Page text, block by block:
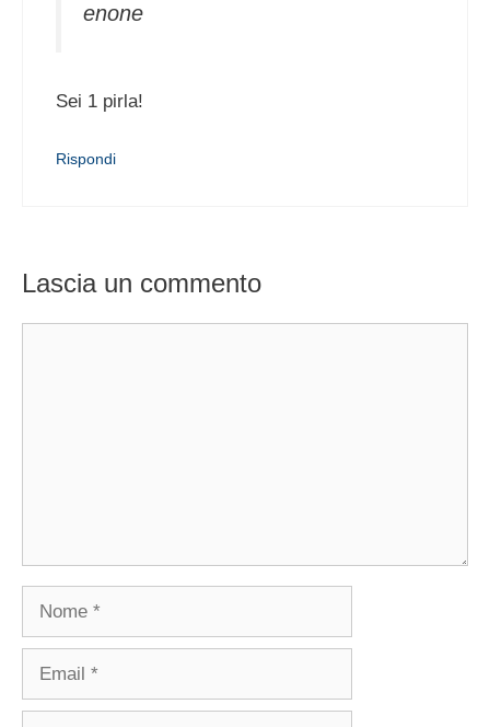
enone
Sei 1 pirla!
Rispondi
Lascia un commento